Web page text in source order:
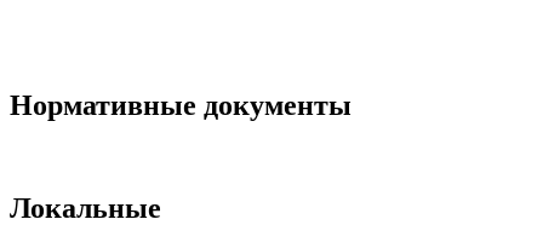
Нормативные документы
Локальные